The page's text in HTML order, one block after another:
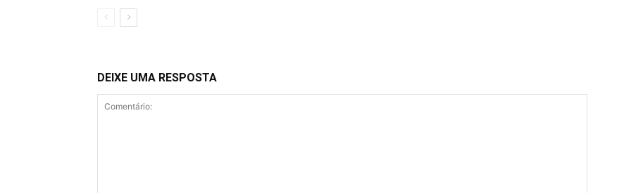
DEIXE UMA RESPOSTA